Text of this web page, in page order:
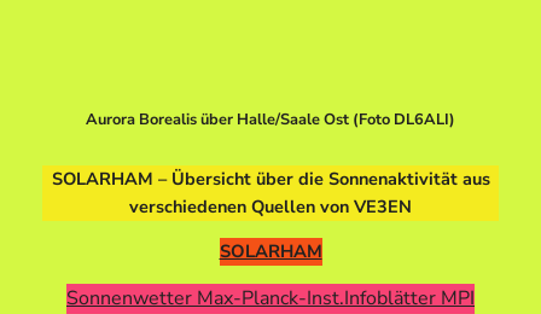
Aurora Borealis über Halle/Saale Ost (Foto DL6ALI)
SOLARHAM – Übersicht über die Sonnenaktivität aus
verschiedenen Quellen von VE3EN
SOLARHAM
Sonnenwetter Max-Planck-Inst.Infoblätter MPI